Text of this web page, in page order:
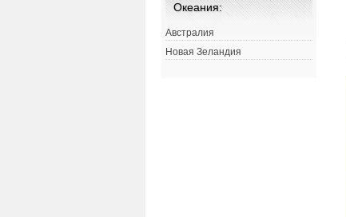
Океания:
Австралия
Новая Зеландия